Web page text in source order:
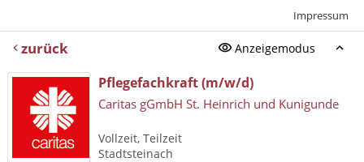
Impressum
zurück Anzeigemodus
Pflegefachkraft (m/w/d)
Caritas gGmbH St. Heinrich und Kunigunde
Vollzeit, Teilzeit
Stadtsteinach